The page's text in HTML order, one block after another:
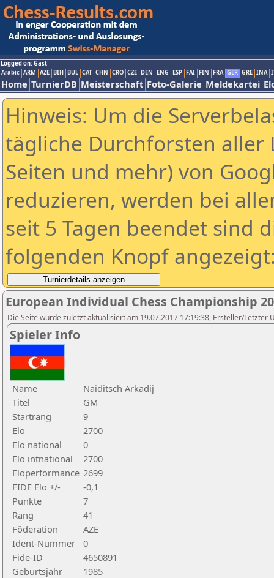
Logged on: Gast
Arabic ARM AZE BIH BUL CAT CHN CRO CZE DEN ENG ESP FAI FIN FRA GER GRE INA
Home TurnierDB Meisterschaft Foto-Galerie Meldekartei
Hinweis: Um die
tägliche Durchforsten aller
Seiten und mehr) von
reduzieren, werden bei
seit 5 Tagen beendet sind
folgenden Knopf
European Individual Chess Championship
Die Seite wurde zuletzt aktualisiert am 19.07.2017 17:19:38, Ersteller/Letzter
Spieler Info
Name
Naiditsch Arkadij
Titel
GM
Startrang
9
Elo
2700
Elo national
0
Elo intnational
2700
Eloperformance 2699
FIDE Elo +/-
-0,1
Punkte
7
Rang
41
Föderation
AZE
Ident-Nummer
0
Fide-ID
4650891
Geburtsjahr
1985